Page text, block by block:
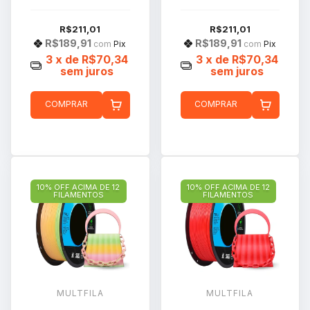
R$211,01
R$189,91 com Pix
3 x de R$70,34
sem juros
COMPRAR
R$211,01
R$189,91 com Pix
3 x de R$70,34
sem juros
COMPRAR
10% OFF ACIMA DE 12
FILAMENTOS
MULTFILA
10% OFF ACIMA DE 12
FILAMENTOS
MULTFILA